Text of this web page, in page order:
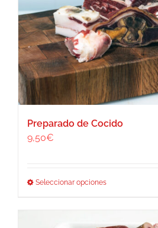
Preparado de Cocido
9,50€
Seleccionar opcionesEste